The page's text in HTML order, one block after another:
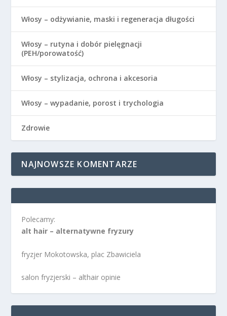
Włosy – odżywianie, maski i regeneracja długości
Włosy – rutyna i dobór pielęgnacji
(PEH/porowatość)
Włosy – stylizacja, ochrona i akcesoria
Włosy – wypadanie, porost i trychologia
Zdrowie
NAJNOWSZE KOMENTARZE
Polecamy:
alt hair – alternatywne fryzury
fryzjer Mokotowska, plac Zbawiciela
salon fryzjerski – althair opinie